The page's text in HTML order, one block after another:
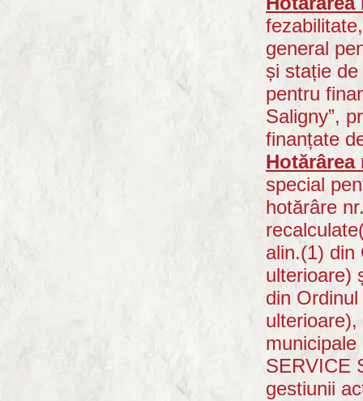
general
și stație
pentru
Saligny”,
finanțate
Hotărârea
special
hotărâre
alin.(1) din
ulterioare)
din
SERVICE
gestiunii